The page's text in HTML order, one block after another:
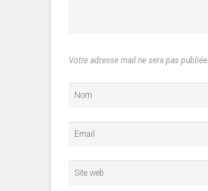
Votre adresse mail ne sera pas publiée.